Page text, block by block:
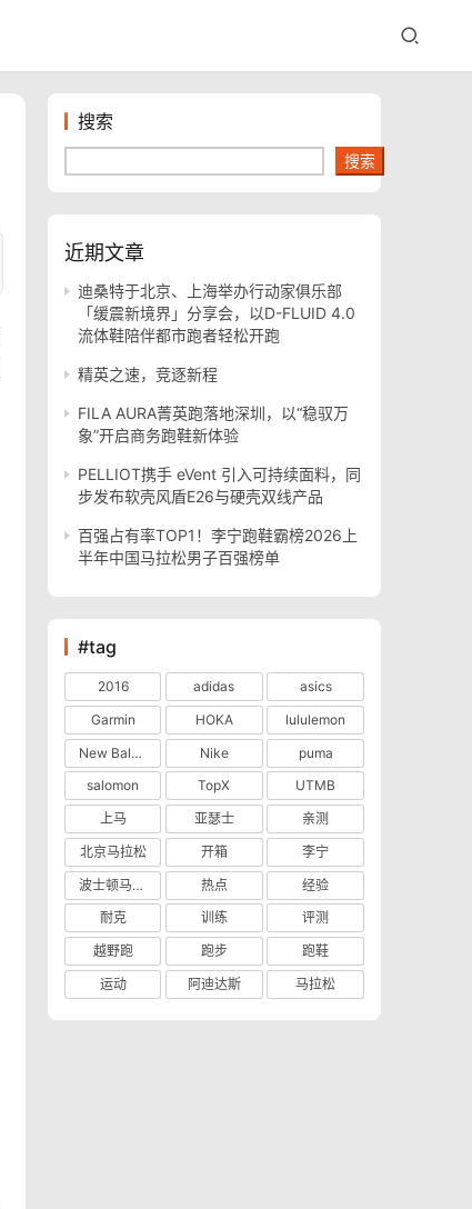
搜索
搜索
近期文章
迪桑特于北京、上海举办行动家俱乐部
「缓震新境界」分享会，以D-FLUID 4.0
流体鞋陪伴都市跑者轻松开跑
精英之速，竞逐新程
FILA AURA菁英跑落地深圳，以“稳驭万
象”开启商务跑鞋新体验
PELLIOT携手 eVent 引入可持续面料，同
步发布软壳风盾E26与硬壳双线产品
百强占有率TOP1！李宁跑鞋霸榜2026上
半年中国马拉松男子百强榜单
#tag
2016 adidas
asics
Garmin
HOKA
lululemon
New Balance
Nike
puma
salomon
TopX
UTMB
上马
亚瑟士
亲测
北京马拉松
开箱
李宁
波士顿马拉松
热点
经验
耐克
训练
评测
越野跑
跑步
跑鞋
运动
阿迪达斯 马拉松